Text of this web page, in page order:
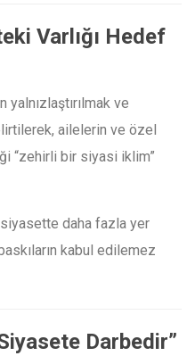
Varlığı Hedef
yalnızlaştırılmak ve
ailelerin ve özel
“zehirli bir siyasi iklim”
siyasette daha fazla yer
kabul edilemez
Darbedir”